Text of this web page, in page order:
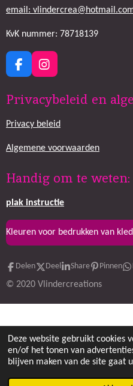
Deze website gebruikt cookies
en/of het tonen van
blijven maken van de site gaat
email:
KvK nummer: 78718139
F
a
e
o
k
I
n
t
g
a
Privacybeleid en
Privacy beleid
Algemene voorwaarden
Handig om te weten:
plak instructie
Kleuren voor bedrukken van
Delen Deel Share Pinnen
© 2020 Vlindercreations